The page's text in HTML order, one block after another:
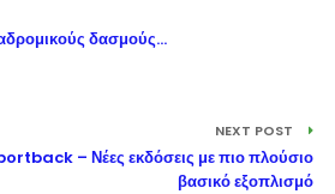
δασμούς…
NEXT POST
– Νέες εκδόσεις με πιο πλούσιο
βασικό εξοπλισμό